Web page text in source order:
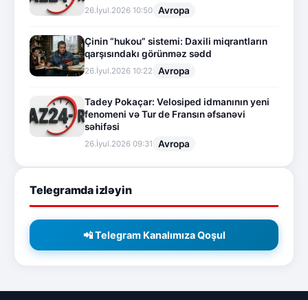
26.İyul.2026 10:50 Avropa
Çinin “hukou” sistemi: Daxili miqrantların
qarşısındakı görünməz sədd
26.İyul.2026 10:22 Avropa
Tadey Pokaçar: Velosiped idmanının yeni
fenomeni və Tur de Fransın əfsanəvi
səhifəsi
26.İyul.2026 09:31 Avropa
Telegramda izləyin
📲 Telegram Kanalımıza Qoşul